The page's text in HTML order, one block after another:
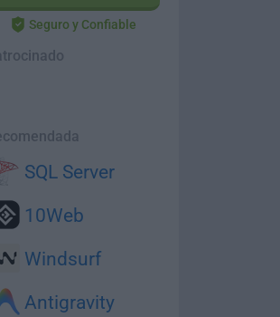
Seguro y Confiable
SQL Server
10Web
Windsurf
Antigravity